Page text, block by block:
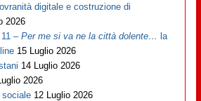
digitale e costruzione di
2026
11 –Per me si va ne la città dolente… la
15 Luglio 2026
14 Luglio 2026
2026
12 Luglio 2026